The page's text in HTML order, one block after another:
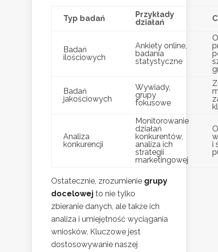
Typ badań
Przykłady
działań
Badań
ilościowych
Ankiety online,
badania
statystyczne
Badań
jakościowych
Wywiady,
grupy
fokusowe
Analiza
konkurencji
Monitorowanie
działań
konkurentów,
analiza ich
strategii
marketingowej
i
Ostatecznie, zrozumienie grupy
docelowej to nie tylko
zbieranie danych, ale także ich
analiza i umiejętność wyciągania
wniosków. Kluczowe jest
dostosowywanie naszej